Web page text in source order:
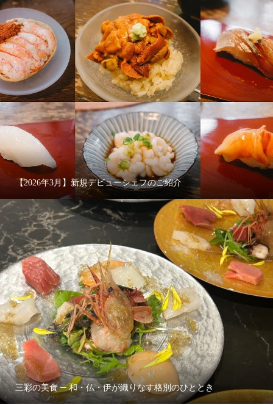
【2026年3月】新規デビューシェフのご紹介
三彩の美食 ─ 和・仏・伊が織りなす格別のひととき